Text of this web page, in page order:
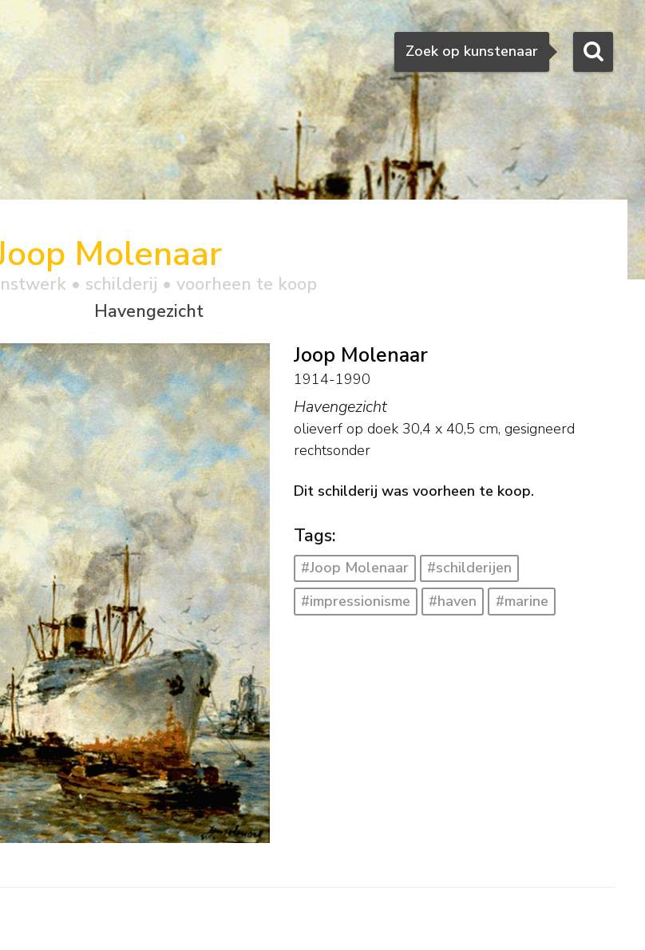
Zoeken
Zoek op kunstenaar
Molenaar
• schilderij • voorheen te koop
Havengezicht
Joop Molenaar
1914-1990
Havengezicht
olieverf op doek 30,4 x 40,5 cm, gesigneerd
rechtsonder
Dit schilderij was voorheen te koop.
Tags:
#Joop Molenaar
#schilderijen
#impressionisme
#haven #marine